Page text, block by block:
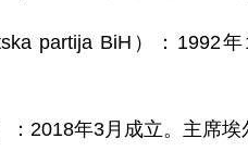
partija BiH）：1992
2018年3月成立。主席埃